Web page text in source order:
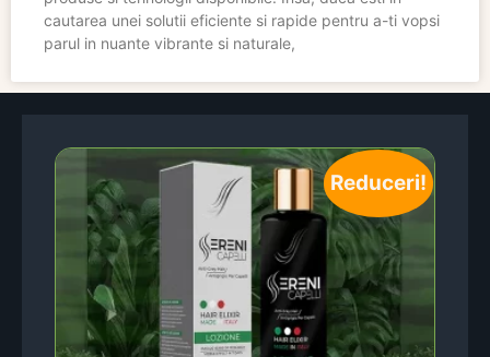
cautarea unei solutii eficiente si rapide pentru a-ti vopsi
parul in nuante vibrante si naturale,
Reduceri!